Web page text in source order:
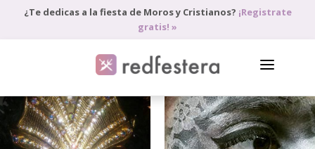
¿Te dedicas a la fiesta de Moros y Cristianos? ¡Registrate
gratis! »
DIRECTORIO DE PROFESIONALES
PEDIR PRESUPUESTO